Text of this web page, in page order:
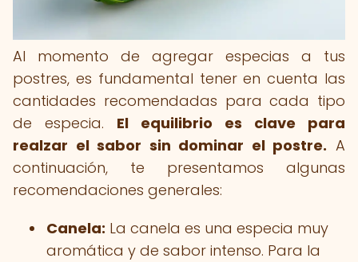
Al momento de agregar especias a tus
postres, es fundamental tener en cuenta las
cantidades recomendadas para cada tipo
de especia. El equilibrio es clave para
realzar el sabor sin dominar el postre. A
continuación, te presentamos algunas
recomendaciones generales:
Canela: La canela es una especia muy
aromática y de sabor intenso. Para la